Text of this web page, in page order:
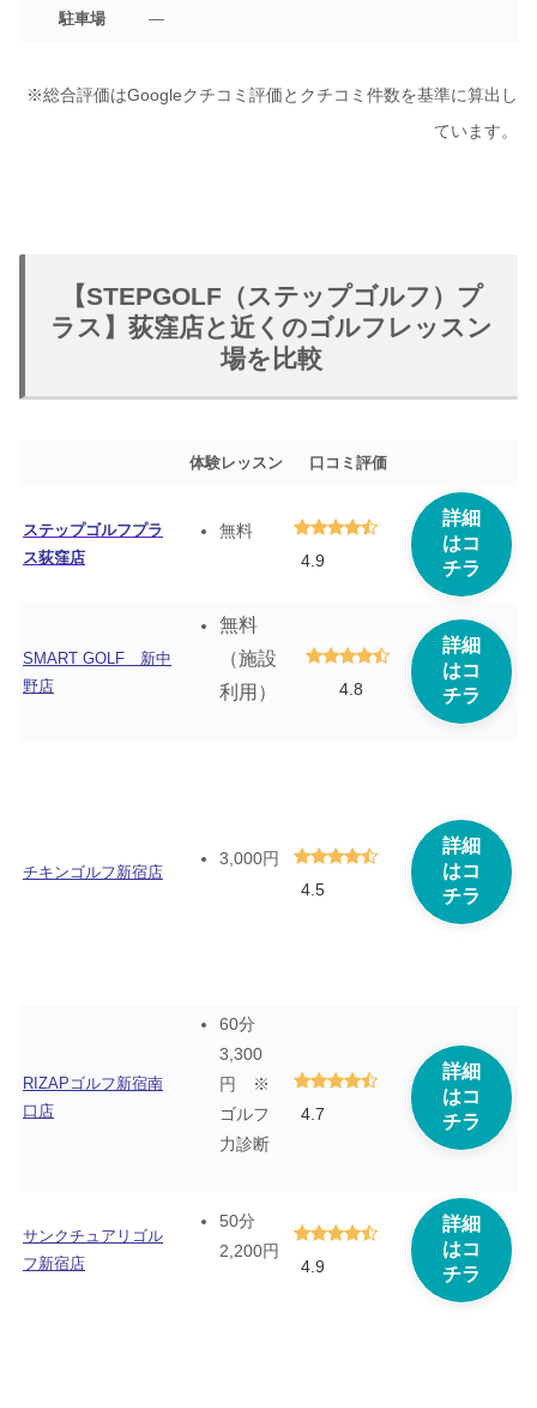
駐車場 —
※総合評価はGoogleクチコミ評価とクチコミ件数を基準に算出し
ています。
【STEPGOLF（ステップゴルフ）プ
ラス】荻窪店と近くのゴルフレッスン
場を比較
体験レッスン 口コミ評価
ステップゴルフプラ
ス荻窪店
無料
4.9
詳細
はコ
チラ
SMART GOLF 新中
野店
無料
（施設
利用）
4.8
詳細
はコ
チラ
チキンゴルフ新宿店
3,000円
4.5
詳細
はコ
チラ
RIZAPゴルフ新宿南
口店
60分
3,300
円 ※
ゴルフ
力診断
4.7
詳細
はコ
チラ
サンクチュアリゴル
フ新宿店
50分
2,200円
4.9
詳細
はコ
チラ